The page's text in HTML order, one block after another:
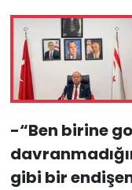
-“Ben birine
gibi bir